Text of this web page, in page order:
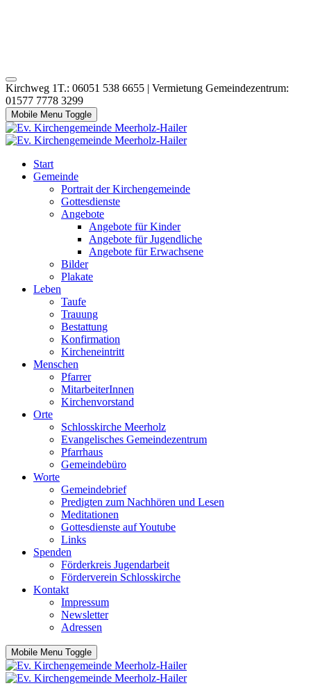
Kirchweg 1T.: 06051 538 6655 | Vermietung Gemeindezentrum:
01577 7778 3299
Mobile Menu Toggle
Start
Gemeinde
Portrait der Kirchengemeinde
Gottesdienste
Angebote
Angebote für Kinder
Angebote für Jugendliche
Angebote für Erwachsene
Bilder
Plakate
Leben
Taufe
Trauung
Bestattung
Konfirmation
Kircheneintritt
Menschen
Pfarrer
MitarbeiterInnen
Kirchenvorstand
Orte
Schlosskirche Meerholz
Evangelisches Gemeindezentrum
Pfarrhaus
Gemeindebüro
Worte
Gemeindebrief
Predigten zum Nachhören und Lesen
Meditationen
Gottesdienste auf Youtube
Links
Spenden
Förderkreis Jugendarbeit
Förderverein Schlosskirche
Kontakt
Impressum
Newsletter
Adressen
Mobile Menu Toggle